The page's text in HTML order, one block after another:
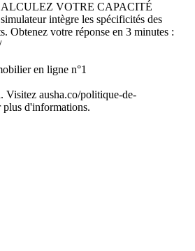
VOTRE CAPACITÉ
intègre les spécificités des
Obtenez votre réponse en 3 minutes :
en ligne n°1
Visitez ausha.co/politique-de-
d'informations.